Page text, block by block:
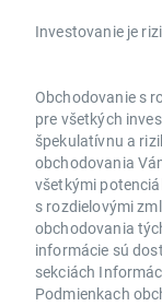
Investovanie je
Obchodovanie s
pre všetkých
špekulatívnu a
obchodovania
všetkými
s rozdielovými
obchodovania
informácie sú
sekciách
Podmienkach